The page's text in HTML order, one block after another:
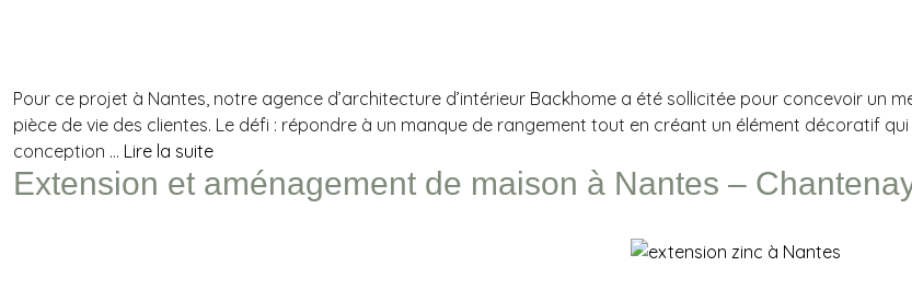
Pour ce projet à Nantes, notre agence d’architecture d’intérieur Backhome a été sollicitée pour concevoir un
pièce de vie des clientes. Le défi : répondre à un manque de rangement tout en créant un élément décoratif qui
conception … Lire la suite
Extension et aménagement de maison à Nantes –